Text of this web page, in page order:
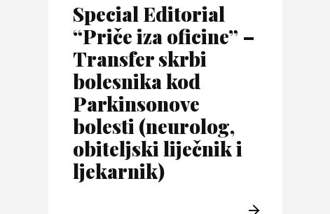
Special Editorial
“Priče iza oficine” –
Transfer skrbi
bolesnika kod
Parkinsonove
bolesti (neurolog,
obiteljski liječnik i
ljekarnik)